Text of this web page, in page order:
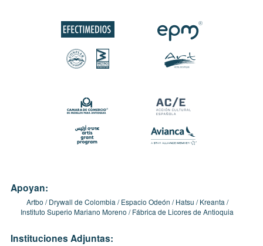
Apoyan:
Artbo Drywall de Colombia Espacio Odeón Hatsu
Kreanta
Instituto Superio Mariano Moreno
Fábrica de Licores de Antioquia
Instituciones Adjuntas: